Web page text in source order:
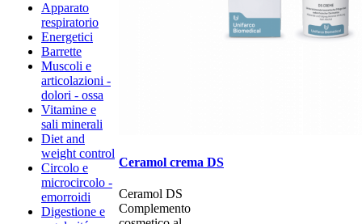
Apparato
respiratorio
Energetici
Barrette
Muscoli e
articolazioni -
dolori - ossa
Vitamine e
sali minerali
Diet and
weight control
Circolo e
microcircolo -
emorroidi
Digestione e
Ceramol crema DS
Ceramol DS ​
Complemento